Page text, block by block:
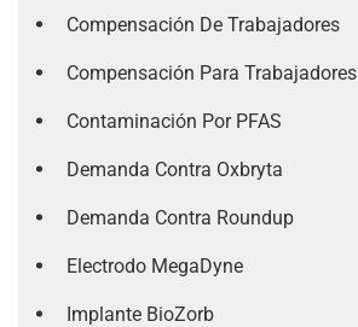
Compensación De Trabajadores
Compensación Para Trabajadores
Contaminación Por PFAS
Demanda Contra Oxbryta
Demanda Contra Roundup
Electrodo MegaDyne
Implante BioZorb